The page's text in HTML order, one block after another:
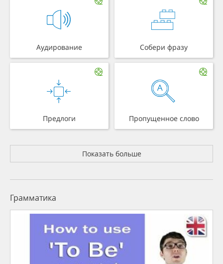
Аудирование Собери фразу
Предлоги Пропущенное слово
Показать больше
Грамматика